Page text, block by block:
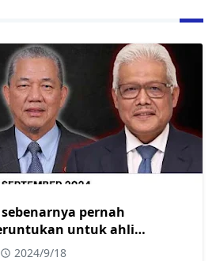
pernah
untuk ahli
2024/9/18